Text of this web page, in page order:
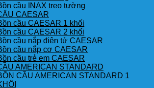
cầu INAX treo tường
CAESAR
cầu CAESAR 1 khối
cầu CAESAR 2 khối
cầu nắp điện tử CAESAR
cầu nắp cơ CAESAR
cầu trẻ em CAESAR
AMERICAN STANDARD
CẦU AMERICAN STANDARD 1